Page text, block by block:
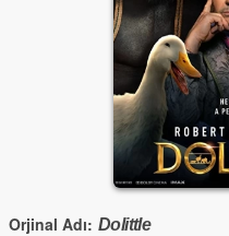
Orjinal Adı: Dolittle